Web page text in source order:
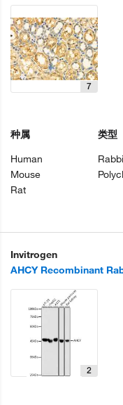
7
种属
Human
Mouse
Rat
类型
Invitrogen
AHCY Recombinant
2